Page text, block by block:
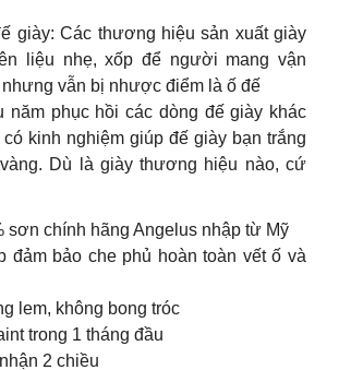
giày: Các thương hiệu sản xuất giày
liệu nhẹ, xốp để người mang vận
vẫn bị nhược điểm là ố đế
năm phục hồi các dòng đế giày khác
kinh nghiệm giúp đế giày bạn trắng
Dù là giày thương hiệu nào, cứ
sơn chính hãng Angelus nhập từ Mỹ
đảm bảo che phủ hoàn toàn vết ố và
lem, không bong tróc
trong 1 tháng đầu
2 chiều